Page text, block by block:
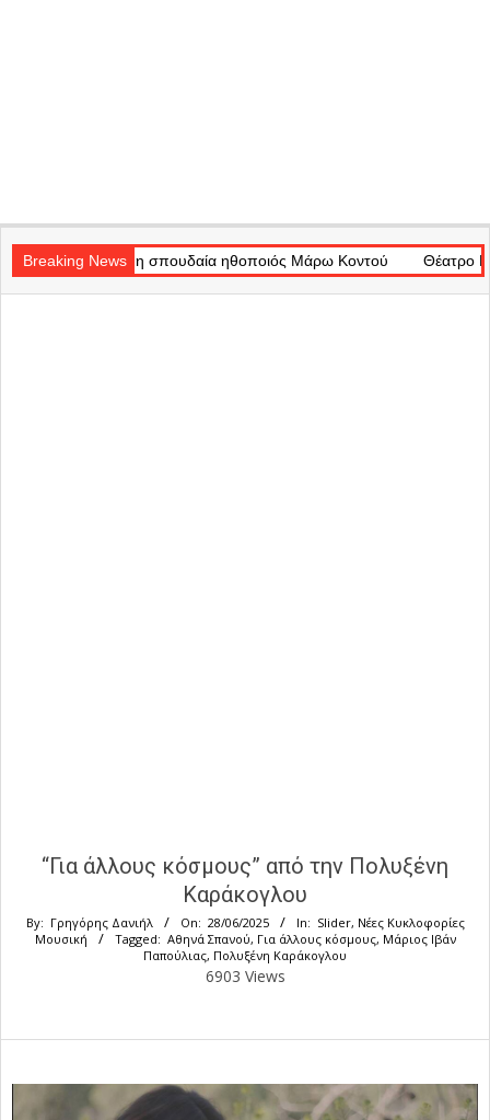
Navigation
Menu
Breaking News
η σπουδαία ηθοποιός Μάρω Κοντού Θέατρο Badminton: Το
“Για άλλους κόσμους” από την Πολυξένη
Καράκογλου
By: Γρηγόρης Δανιήλ On: 28/06/2025 In: Slider, Νέες Κυκλοφορίες
Μουσική
Tagged: Αθηνά Σπανού, Για άλλους κόσμους, Μάριος Ιβάν
Παπούλιας, Πολυξένη Καράκογλου
6903 Views